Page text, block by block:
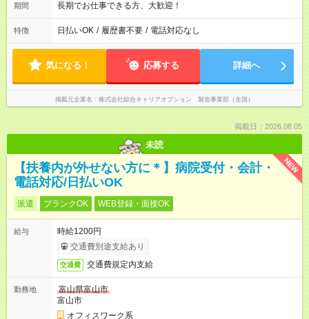
期間 長期でお仕事できる方、大歓迎！
特徴 日払いOK / 履歴書不要 / 電話対応なし
気になる！ 応募する 詳細へ
掲載元企業名 株式会社綜合キャリアオプション 製造事業部（全国）
掲載日：2026.08.05
未読
NEW
【扶養内が外せない方に＊】病院受付・会計・
電話対応/日払いOK
派遣 ブランクOK WEB登録・面接OK
給与
時給1200円
交通費別途支給あり
交通費 交通費規定内支給
勤務地
富山県富山市
富山市
オフィスワーク系